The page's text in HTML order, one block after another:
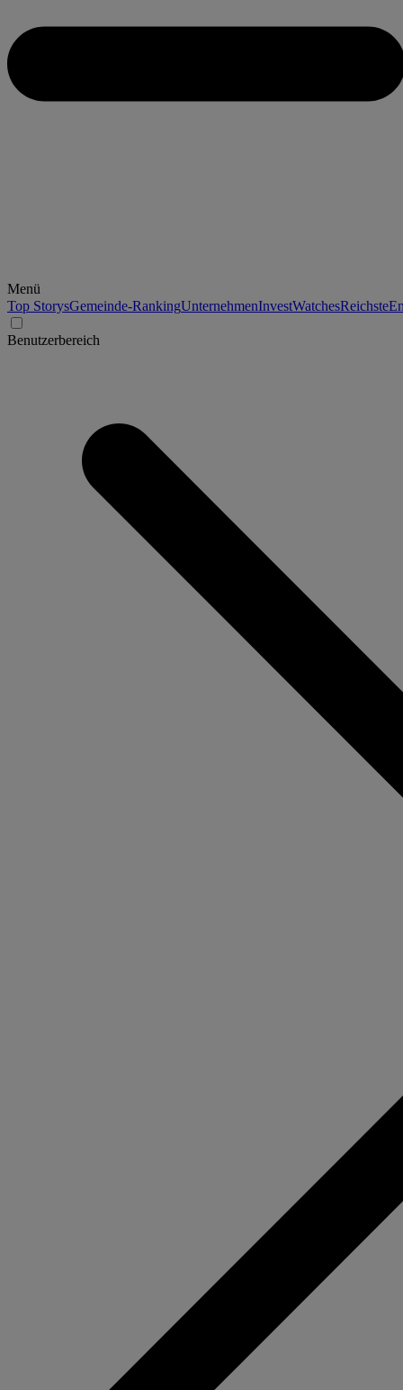
Menü
Top StorysGemeinde-RankingUnternehmenInvestWatchesReichste
Benutzerbereich